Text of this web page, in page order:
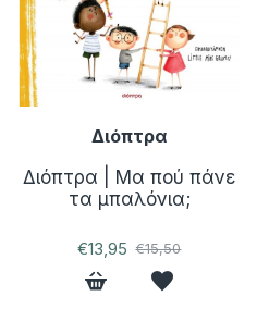
Διόπτρα
Διόπτρα | Μα πού πάνε
τα μπαλόνια;
€13,95 €15,50